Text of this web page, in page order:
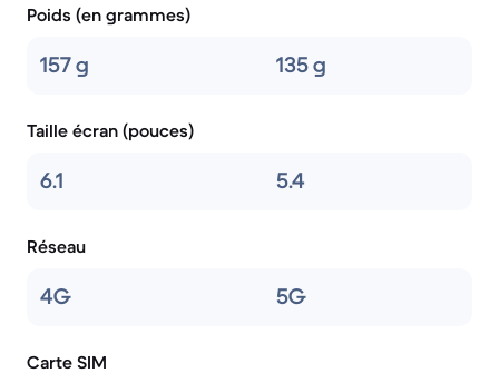
Poids (en grammes)
157 g 135 g
Taille écran (pouces)
6.1 5.4
Réseau
4G 5G
Carte SIM